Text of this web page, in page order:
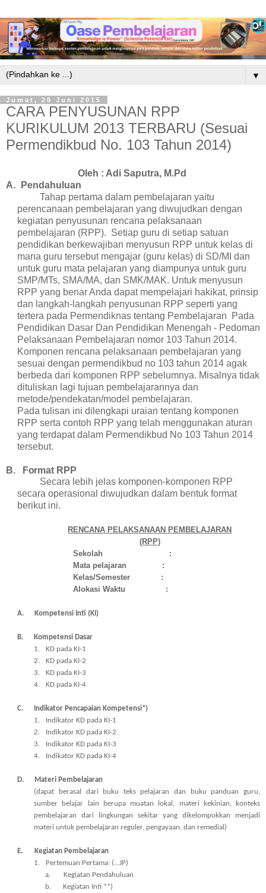
▼
Jumat, 26 Juni 2015
CARA PENYUSUNAN RPP
KURIKULUM 2013 TERBARU (Sesuai
Permendikbud No. 103 Tahun 2014)
Oleh : Adi Saputra, M.Pd
A.
Pendahuluan
Tahap pertama dalam pembelajaran yaitu
perencanaan pembelajaran yang diwujudkan dengan
kegiatan penyusunan rencana pelaksanaan
pembelajaran (RPP). Setiap guru di setiap satuan
pendidikan berkewajiban menyusun RPP untuk kelas di
mana guru tersebut mengajar (guru kelas) di SD/MI dan
untuk guru mata pelajaran yang diampunya untuk guru
SMP/MTs, SMA/MA, dan SMK/MAK. Untuk menyusun
RPP yang benar Anda dapat mempelajari hakikat, prinsip
dan langkah-langkah penyusunan RPP seperti yang
tertera pada Permendiknas tentang Pembelajaran Pada
Pendidikan Dasar Dan Pendidikan Menengah - Pedoman
Pelaksanaan Pembelajaran nomor 103 Tahun 2014.
Komponen rencana pelaksanaan pembelajaran yang
sesuai dengan permendikbud no 103 tahun 2014 agak
berbeda dari komponen RPP sebelumnya. Misalnya tidak
dituliskan lagi tujuan pembelajarannya dan
metode/pendekatan/model pembelajaran.
Pada tulisan ini dilengkapi uraian tentang komponen
RPP serta contoh RPP yang telah menggunakan aturan
yang terdapat dalam Permendikbud No 103 Tahun 2014
tersebut.
B.
Format RPP
Secara lebih jelas komponen-komponen RPP
secara operasional diwujudkan dalam bentuk format
berikut ini.
RENCANA PELAKSANAAN PEMBELAJARAN
(RPP)
Sekolah
:
Mata pelajaran
:
Kelas/Semester
:
Alokasi Waktu
:
A. Kompetensi Inti (KI)
B.
Kompetensi Dasar
1.
KD pada KI-1
2.
KD pada KI-2
3.
KD pada KI-3
4.
KD pada KI-4
C.
Indikator Pencapaian Kompetensi*)
1.
Indikator KD pada KI-1
2.
Indikator KD pada KI-2
3.
Indikator KD pada KI-3
4.
Indikator KD pada KI-4
D.
Materi Pembelajaran
(dapat berasal dari buku teks pelajaran dan buku panduan guru,
sumber belajar lain berupa muatan lokal, materi kekinian, konteks
pembelajaran dari lingkungan sekitar yang dikelompokkan menjadi
materi untuk pembelajaran reguler, pengayaan, dan remedial)
E.
Kegiatan Pembelajaran
1.
Pertemuan Pertama: (...JP)
a.
Kegiatan Pendahuluan
b.
Kegiatan Inti **)